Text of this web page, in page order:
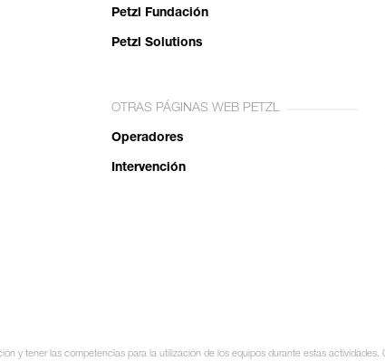
Petzl Fundación
Petzl Solutions
OTRAS PÁGINAS WEB PETZL
Operadores
Intervención
y tener las competencias para la utilización de los equipos durante estas actividades.